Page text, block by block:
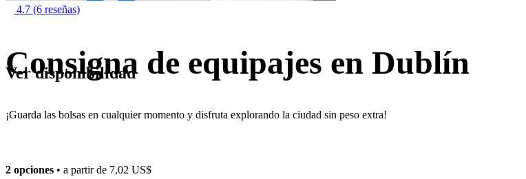
4.7 (6 reseñas)
Consigna de equipajes en Dublín
¡Guarda las bolsas en cualquier momento y disfruta explorando la ciudad sin peso extra!
Ver disponibilidad
2 opciones • a partir de 7,02 US$